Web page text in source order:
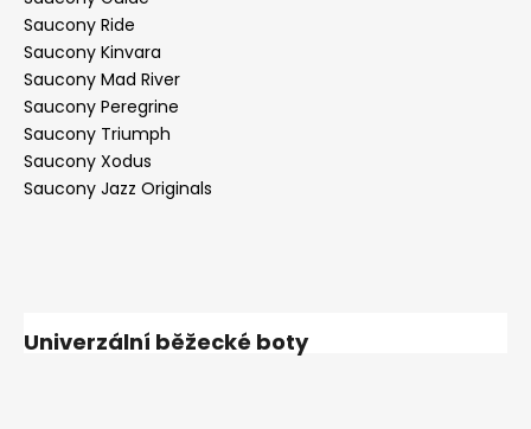
Saucony Ride
Saucony Kinvara
Saucony Mad River
Saucony Peregrine
Saucony Triumph
Saucony Xodus
Saucony Jazz Originals
Univerzální běžecké boty